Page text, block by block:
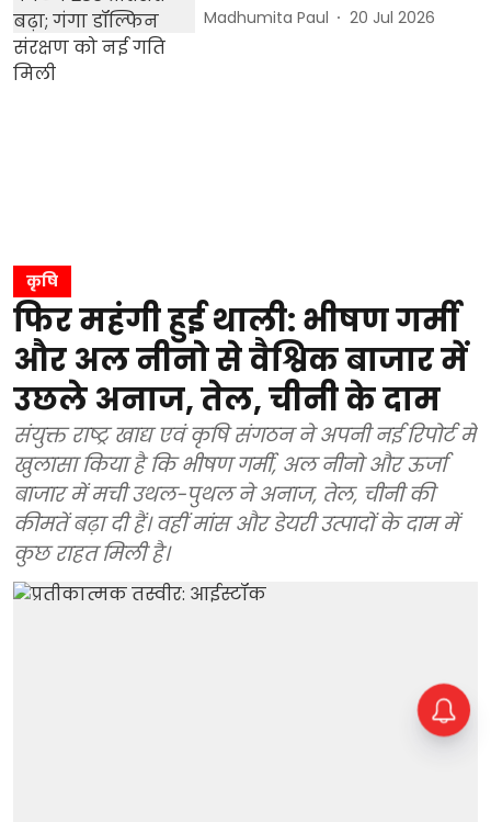
Madhumita Paul 20 Jul 2026
कृषि
फिर महंगी हुई थाली: भीषण गर्मी
और अल नीनो से वैश्विक बाजार में
उछले अनाज, तेल, चीनी के दाम
संयुक्त राष्ट्र खाद्य एवं कृषि संगठन ने अपनी नई रिपोर्ट में
खुलासा किया है कि भीषण गर्मी, अल नीनो और ऊर्जा
बाजार में मची उथल-पुथल ने अनाज, तेल, चीनी की
कीमतें बढ़ा दी हैं। वहीं मांस और डेयरी उत्पादों के दाम में
कुछ राहत मिली है।